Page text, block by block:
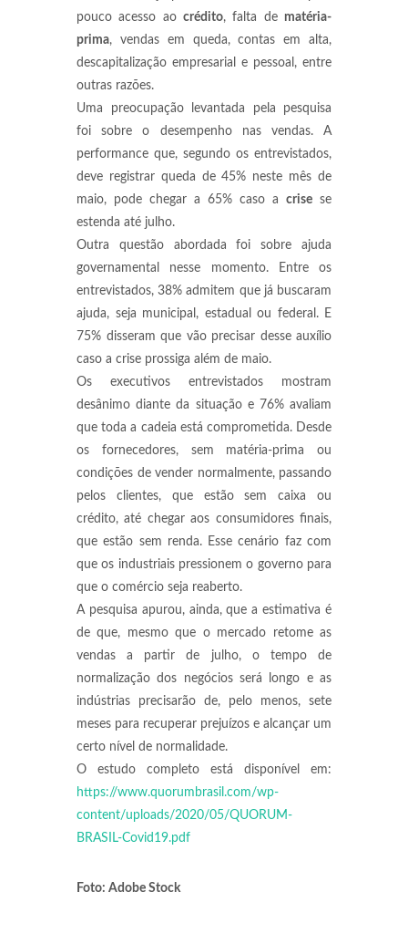
pouco acesso ao crédito, falta de matéria-
prima, vendas em queda, contas em alta,
descapitalização empresarial e pessoal, entre
outras razões.
Uma preocupação levantada pela pesquisa
foi sobre o desempenho nas vendas. A
performance que, segundo os entrevistados,
deve registrar queda de 45% neste mês de
maio, pode chegar a 65% caso a crise se
estenda até julho.
Outra questão abordada foi sobre ajuda
governamental nesse momento. Entre os
entrevistados, 38% admitem que já buscaram
ajuda, seja municipal, estadual ou federal. E
75% disseram que vão precisar desse auxílio
caso a crise prossiga além de maio.
Os executivos entrevistados mostram
desânimo diante da situação e 76% avaliam
que toda a cadeia está comprometida. Desde
os fornecedores, sem matéria-prima ou
condições de vender normalmente, passando
pelos clientes, que estão sem caixa ou
crédito, até chegar aos consumidores finais,
que estão sem renda. Esse cenário faz com
que os industriais pressionem o governo para
que o comércio seja reaberto.
A pesquisa apurou, ainda, que a estimativa é
de que, mesmo que o mercado retome as
vendas a partir de julho, o tempo de
normalização dos negócios será longo e as
indústrias precisarão de, pelo menos, sete
meses para recuperar prejuízos e alcançar um
certo nível de normalidade.
O estudo completo está disponível em:
https://www.quorumbrasil.com/wp-
content/uploads/2020/05/QUORUM-
BRASIL-Covid19.pdf
Foto: Adobe Stock